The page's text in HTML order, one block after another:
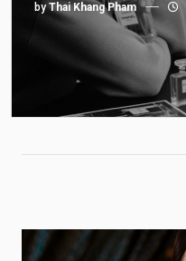
byThai Khang Pham